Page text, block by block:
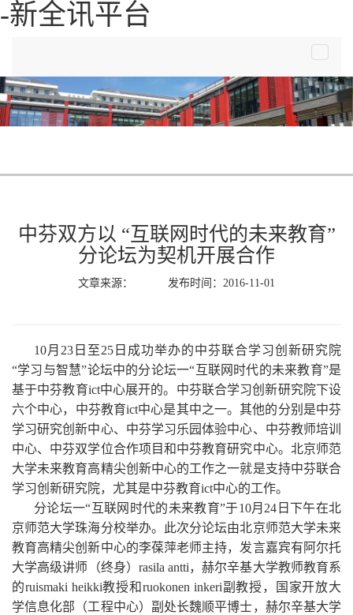
-新全讯平台
toggle
中芬双方以 “互联网时代的未来教育”
分论坛为契机开展合作
文章来源： 发布时间：2016-11-01
10月 23 日至25 日成功举办的中芬联合学习创新研究院
“学习与智慧”论坛中的分论坛一“ 互联网时代的未来教育”是
基于中芬教育ict中心展开的。中芬联合学习创新研究院下设
六个中心，中芬教育ict中心是其中之一。其他的分别是中芬
学习研究创新中心、中芬学习乐园体验中心、中芬教师培训
中心、中芬双学位合作项目和中芬教育研究中心。北京师范
大学未来教育高精尖创新中心的工作之一就是支持中芬联合
学习创新研究院，尤其是中芬教育ict中心的工作。
分论坛一“ 互联网时代的未来教育”于10月24 日下午在北
京师范大学珠海分校举办。此次分论坛由北京师范大学未来
教育高精尖创新中心的李葆萍老师主持，发言嘉宾有 阿尔托
大学高级讲师 （终身） rasila antti，赫尔辛基大学教师教育系
的ruismaki heikki教授和ruokonen inkeri副教授，
国家开放大
学信息化部（工程中心）副处长魏顺平博士， 赫尔辛基大学